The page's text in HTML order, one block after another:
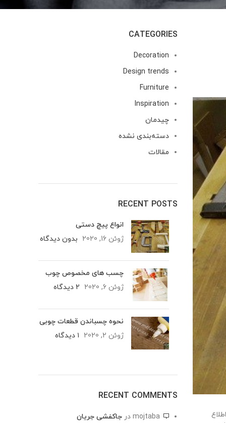
CATEGORIES
Decoration
Design trends
Furniture
Inspiration
چیدمان
دسته‌بندی نشده
مقالات
RECENT POSTS
انواع پیچ دستی
ژوئن 16, 2020
بدون دیدگاه
چسب های مخصوص چوب
ژوئن 6, 2020
2 دیدگاه
نحوه چسباندن قطعات چوبی
ژوئن 2, 2020
۱ دیدگاه
RECENT COMMENTS
mojtaba درجاکفشی جریان